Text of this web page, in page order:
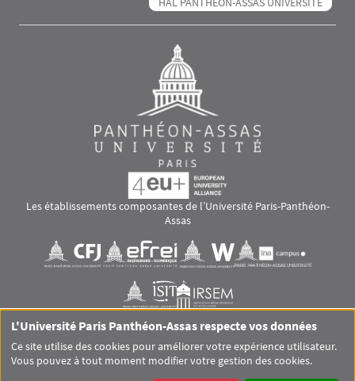
Les établissements composantes de l’Université Paris-Panthéon-
Assas
Visuel svgVisuel svg Visuel svgVisuel svg
Visuel svgVisuel svg
RS footer
L'Université Paris Panthéon-Assas respecte vos données
Ce site utilise des cookies pour améliorer votre expérience utilisateur.
Vous pouvez à tout moment modifier votre gestion des cookies.